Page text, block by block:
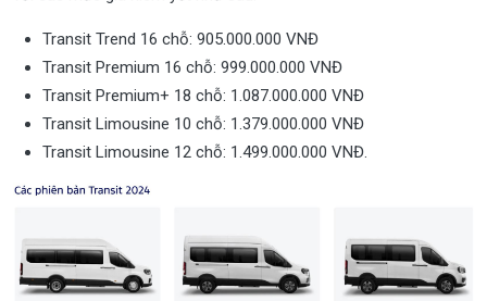
Transit Trend 16 chỗ: 905.000.000 VNĐ
Transit Premium 16 chỗ: 999.000.000 VNĐ
Transit Premium+ 18 chỗ: 1.087.000.000 VNĐ
Transit Limousine 10 chỗ: 1.379.000.000 VNĐ
Transit Limousine 12 chỗ: 1.499.000.000 VNĐ.